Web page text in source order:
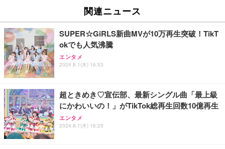
重低音 遅延なし
￥949
Lightning to 3.5mm イヤホンジャック 変換 MFi認
証 【ハイレゾ音質】 内蔵DAC 遅延なし 48ビット/9
6KHz 音量調節対応
【HIFI音質】iphone イヤホンジャック ライトニン
グ イヤホン 変換 MFI認証 4極 内蔵DAC 遅延なし 音
量調節/音楽
関連ニュース
SUPER☆GiRLS新曲MVが10万再生突破！TikT
okでも人気沸騰
エンタメ
2024.8.1(木) 16:53
超ときめき♡宣伝部、最新シングル曲「最上級
にかわいいの！」がTikTok総再生回数10億再生
エンタメ
2024.8.1(木) 16:25